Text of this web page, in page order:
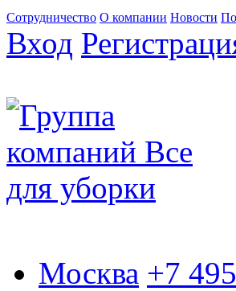
Сотрудничество О компании Новости
Вход
Москва +7